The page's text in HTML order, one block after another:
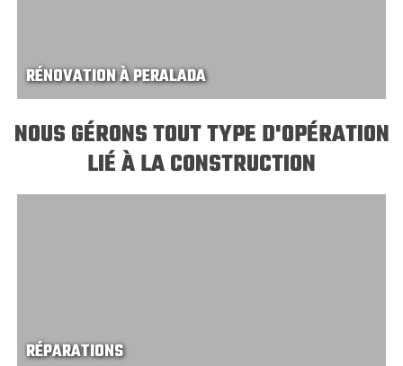
RÉNOVATION À PERALADA
NOUS GÉRONS TOUT TYPE D'OPÉRATION
LIÉ À LA CONSTRUCTION
RÉPARATIONS